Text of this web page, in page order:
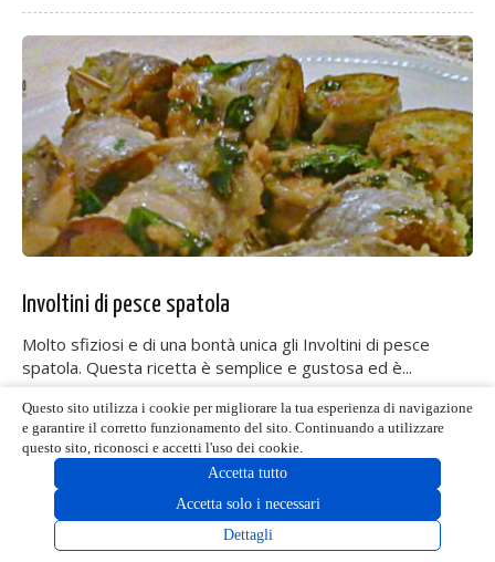
Involtini di pesce spatola
Molto sfiziosi e di una bontà unica gli Involtini di pesce
spatola. Questa ricetta è semplice e gustosa ed è...
3 Commenti
Questo sito utilizza i cookie per migliorare la tua esperienza di navigazione
e garantire il corretto funzionamento del sito. Continuando a utilizzare
questo sito, riconosci e accetti l'uso dei cookie.
Accetta tutto
Accetta solo i necessari
Dettagli